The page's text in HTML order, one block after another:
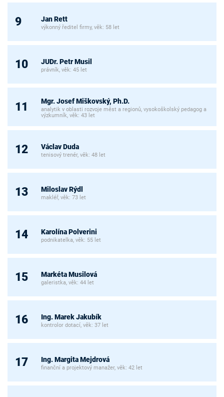
9 Jan Rett
výkonný ředitel firmy, věk: 58 let
10 JUDr. Petr Musil
právník, věk: 45 let
11 Mgr. Josef Miškovský, Ph.D.
analytik v oblasti rozvoje měst a regionů, vysokoškolský pedagog a
výzkumník, věk: 43 let
12 Václav Duda
tenisový trenér, věk: 48 let
13 Miloslav Rýdl
makléř, věk: 73 let
14 Karolína Polverini
podnikatelka, věk: 55 let
15 Markéta Musilová
galeristka, věk: 44 let
16 Ing. Marek Jakubík
kontrolor dotací, věk: 37 let
17 Ing. Margita Mejdrová
finanční a projektový manažer, věk: 42 let